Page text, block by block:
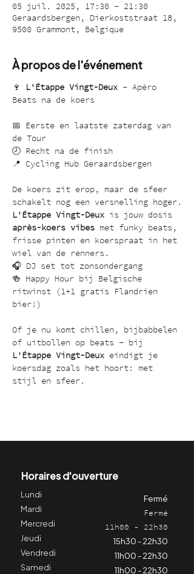
05 juil. 2025, 17:30 – 21:30
Geraardsbergen, Dierkoststraat 18,
9500 Grammont, Belgique
À propos de l'événement
🍷 L'Étappe Vingt-Deux – Apéro
Beats na de koers
📅 Eerste en laatste zaterdag van
de Tour
🕗 Recht na de finish
📍 Cycling Hub Geraardsbergen
De koers zit erop, maar de sfeer
schakelt nog een versnelling hoger.
L'Étappe Vingt-Deux is jouw dosis
après-koers vibes met funky beats,
frisse pinten en koerspraat in het
wiel van de renners.
🎧 DJ set tot zonsondergang
🍻 Happy Hour bij Belgische
ritwinst (1+1 gratis Flandrien
bier!)
Of je nu komt chillen, bijbabbelen
of uitbollen op beats – bij
L'Étappe Vingt-Deux eindigt je
koersdag zoals het hoort: met
stijl en sfeer.
Horaires d'ouverture
Lundi
Mardi
Mercredi
Jeudi
Vendredi
Samedi
Fermé
Fermé
11h00 - 22h30
15h30 - 22h30
11h00 - 22h30
11h00 - 22h30